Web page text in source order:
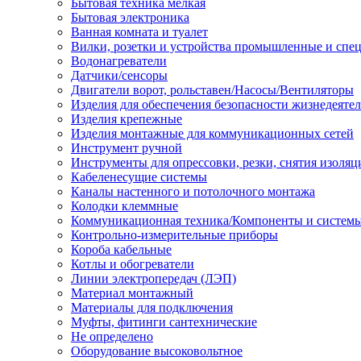
Бытовая техника мелкая
Бытовая электроника
Ванная комната и туалет
Вилки, розетки и устройства промышленные и
Водонагреватели
Датчики/сенсоры
Двигатели ворот, рольставен/Насосы/Вентиляторы
Изделия для обеспечения безопасности
Изделия крепежные
Изделия монтажные для коммуникационных сетей
Инструмент ручной
Инструменты для опрессовки, резки, снятия
Кабеленесущие системы
Каналы настенного и потолочного монтажа
Колодки клеммные
Коммуникационная техника/Компоненты и
Контрольно-измерительные приборы
Короба кабельные
Котлы и обогреватели
Линии электропередач (ЛЭП)
Материал монтажный
Материалы для подключения
Муфты, фитинги сантехнические
Не определено
Оборудование высоковольтное